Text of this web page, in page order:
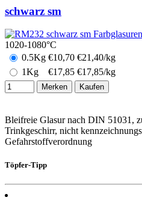
schwarz sm
1020-1080°C
0.5Kg €10,70 €21,40/kg
1Kg
€17,85 €17,85/kg
Merken Kaufen
Bleifreie Glasur nach DIN 51031,
Trinkgeschirr, nicht
Gefahrstoffverordnung
Töpfer-Tipp